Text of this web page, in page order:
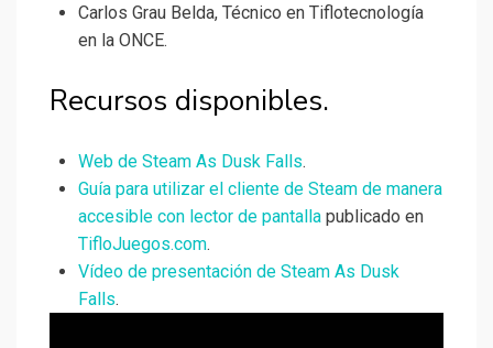
Carlos Grau Belda, Técnico en Tiflotecnología
en la ONCE.
Recursos disponibles.
Web de Steam As Dusk Falls.
Guía para utilizar el cliente de Steam de manera
accesible con lector de pantalla publicado en
TifloJuegos.com.
Vídeo de presentación de Steam As Dusk
Falls.